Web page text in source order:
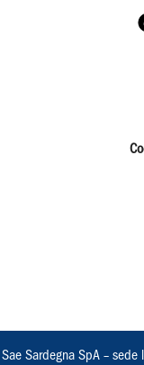
Sae Sardegna SpA –